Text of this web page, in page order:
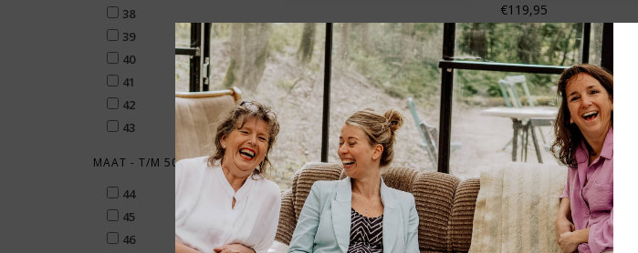
38
39
40
41
42
43
MAAT - T/M 50
44
45
46
€119,95